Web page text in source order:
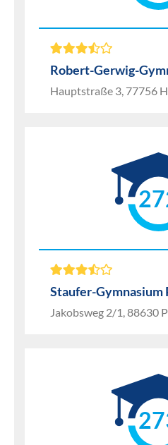
Robert-Gerwig-
Hauptstraße 3, 77756
Staufer-Gymnasium
Jakobsweg 2/1, 88630